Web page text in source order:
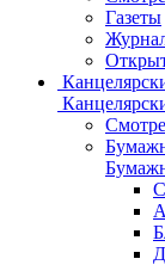
Газеты